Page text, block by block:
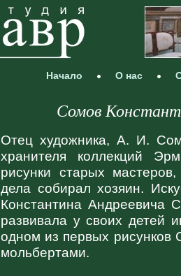
Начало О нас
Сомов
Отец художника, А. И.
хранителя коллекций
рисунки старых
дела собирал хозяин.
Константина
развивала у своих детей
одном из первых рисунков
мольбертами.